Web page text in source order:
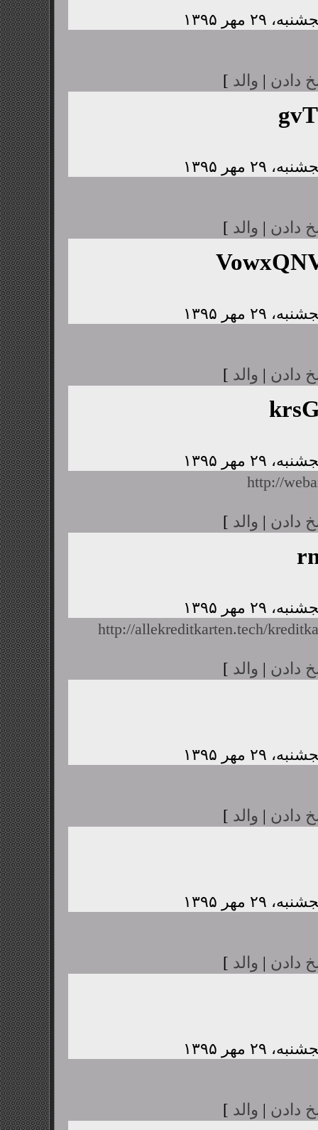
دادن | والد ]
دادن | والد ]
دادن | والد ]
http://
دادن | والد ]
http://allekreditkarten.tech/
دادن | والد ]
دادن | والد ]
دادن | والد ]
دادن | والد ]